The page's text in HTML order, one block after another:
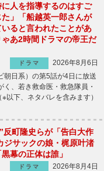
に人を指導するのはすご
た」「船越英一郎さんが
いると言われたことがあ
あ2時間ドラマの帝王だ
ドラマ
2026年8月6日
日系）の第5話が4日に放送
、若き救命医・救急隊員・
以下、ネタバレを含みます）
反町隆史らが「告白大作
ジサックの娘・梶原叶渚
幕の正体は誰」
ドラマ
2026年8月4日